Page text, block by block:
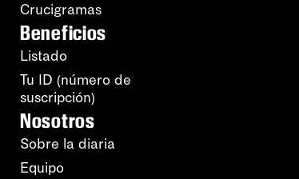
Crucigramas
Beneficios
Listado
Tu ID (número de
suscripción)
Nosotros
Sobre la diaria
Equipo